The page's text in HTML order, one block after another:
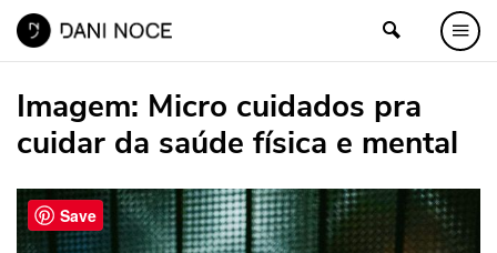
Imagem: Micro cuidados pra
cuidar da saúde física e mental
Save